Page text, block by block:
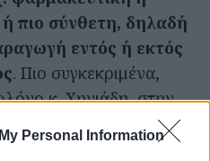
Personal Information
ή πιο σύνθετη, δηλαδή
εντός ή εκτός
. Πιο συγκεκριμένα,
κ. Χηνιάδη, στην
μέθοδοι, οι
της